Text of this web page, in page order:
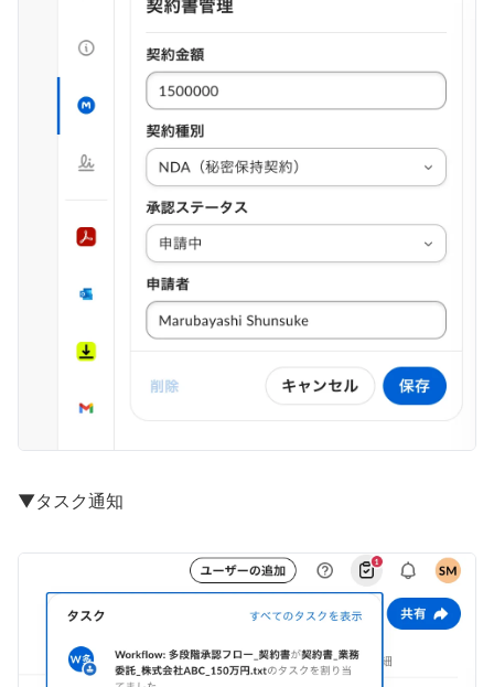
▼タスク通知